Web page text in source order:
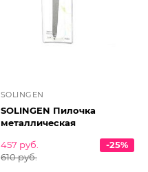
SOLINGEN
SOLINGEN Пилочка
металлическая
457 руб.
610 руб.
-25%